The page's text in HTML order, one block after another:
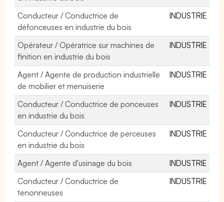
Conducteur / Conductrice de
défonceuses en industrie du bois
INDUSTRIE
Opérateur / Opératrice sur machines de
finition en industrie du bois
INDUSTRIE
Agent / Agente de production industrielle
de mobilier et menuiserie
INDUSTRIE
Conducteur / Conductrice de ponceuses
en industrie du bois
INDUSTRIE
Conducteur / Conductrice de perceuses
en industrie du bois
INDUSTRIE
Agent / Agente d'usinage du bois
INDUSTRIE
Conducteur / Conductrice de
tenonneuses
INDUSTRIE